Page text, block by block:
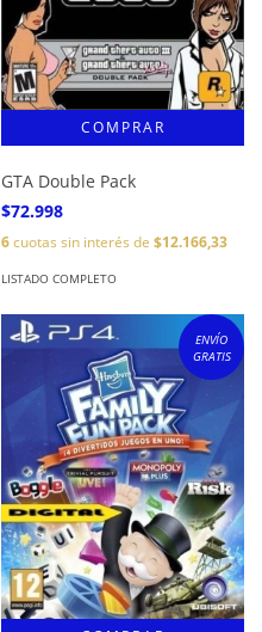
GTA Double Pack
$72.998
6cuotas sin interés de $12.166,33
LISTADO COMPLETO
ENVÍO
GRATIS